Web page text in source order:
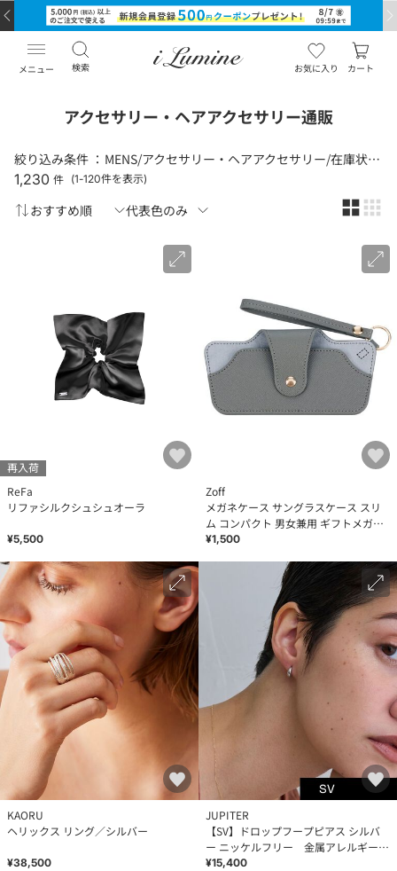
メニュー 検索 お気に入り カート
アクセサリー・ヘアアクセサリー通販
絞り込み条件 ：
MENS/アクセサリー・ヘアアクセサリー/在庫状況（あり）
1,230 件 (1-120件を表示)
再入荷
ReFa
リファシルクシュシュオーラ
¥5,500
Zoff
メガネケース サングラスケース スリ
ム コンパクト 男女兼用 ギフトメガネ
ケース
¥1,500
KAORU
ヘリックス リング／シルバー
¥38,500
JUPITER
【SV】ドロップフープピアス シルバ
ー ニッケルフリー 金属アレルギー対
応
¥15,400